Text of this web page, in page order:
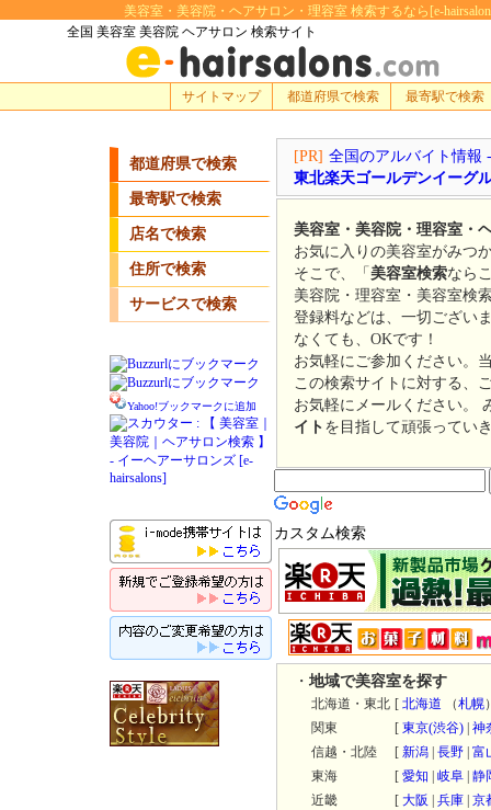
美容室・美容院・ヘアサロン・理容室 検索するなら[e-
全国 美容室 美容院 ヘアサロン 検索サイト
サイトマップ 都道府県で検索 最寄駅で検索
[PR] 全国のアルバイト情報
東北楽天ゴールデンイーグ
美容室・美容院・理容室・
お気に入りの美容室がみつ
そこで、「美容室検索なら
美容院・理容室・美容室検
登録料などは、一切ござい
なくても、OKです！
お気軽にご参加ください。
この検索サイトに対する、
お気軽にメールください。
イトを目指して頑張ってい
カスタム検索
・ 地域で美容室を探す
北海道・東北 [ 北海道 （札幌
関東
[ 東京(渋谷) 神
信越・北陸
[ 新潟 長野 富
東海
[ 愛知 岐阜 静
近畿
[ 大阪 兵庫 京
都道府県で検索
最寄駅で検索
店名で検索
住所で検索
サービスで検索
Yahoo!ブックマークに追加